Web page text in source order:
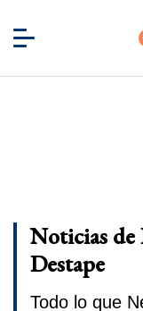
Noticias de
Destape
Todo lo que